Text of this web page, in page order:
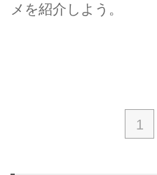
メを紹介しよう。
1